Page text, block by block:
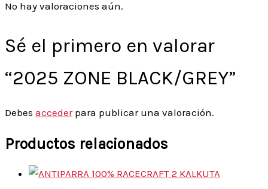
No hay valoraciones aún.
Sé el primero en valorar
“2025 ZONE BLACK/GREY”
Debes accederpara publicar una valoración.
Productos relacionados